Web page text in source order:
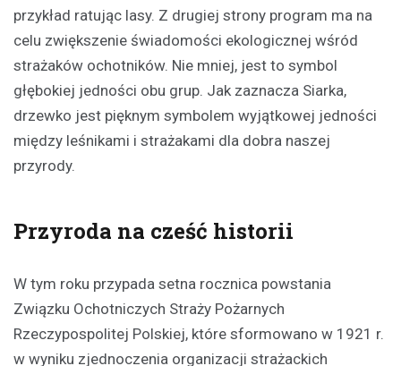
przykład ratując lasy. Z drugiej strony program ma na
celu zwiększenie świadomości ekologicznej wśród
strażaków ochotników. Nie mniej, jest to symbol
głębokiej jedności obu grup. Jak zaznacza Siarka,
drzewko jest pięknym symbolem wyjątkowej jedności
między leśnikami i strażakami dla dobra naszej
przyrody.
Przyroda na cześć historii
W tym roku przypada setna rocznica powstania
Związku Ochotniczych Straży Pożarnych
Rzeczypospolitej Polskiej, które sformowano w 1921 r.
w wyniku zjednoczenia organizacji strażackich